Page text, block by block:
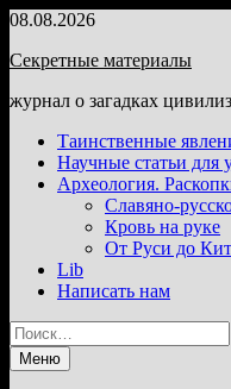
Перейти
содержимому
08.08.2026
Секретные материалы
журнал о загадках
Таинственные
Научные статьи для
Археология.
Славяно-
Кровь на руке
От Руси до
Lib
Написать нам
Найти:
Меню